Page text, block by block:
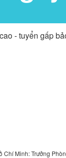
- tuyển gấp
Chí Minh: Trưởng